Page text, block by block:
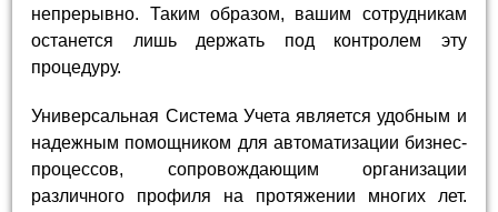
непрерывно. Таким образом, вашим сотрудникам
останется лишь держать под контролем эту
процедуру.
Универсальная Система Учета является удобным и
надежным помощником для автоматизации бизнес-
процессов, сопровождающим организации
различного профиля на протяжении многих лет.